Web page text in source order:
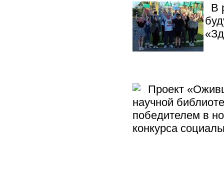
В
Проект
научной
победителем в
конкурса